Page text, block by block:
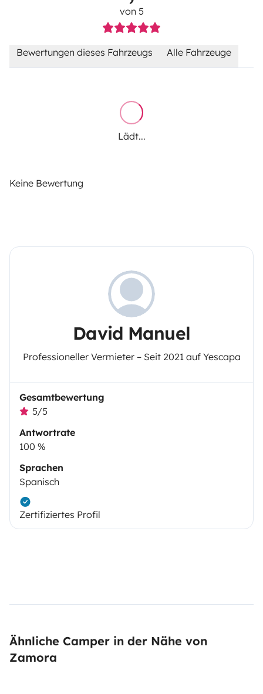
von 5
Bewertungen dieses Fahrzeugs Alle Fahrzeuge
Lädt...
Keine Bewertung
David Manuel
Professioneller Vermieter – Seit 2021 auf Yescapa
Gesamtbewertung
5/5
Antwortrate
100 %
Sprachen
Spanisch
Zertifiziertes Profil
Ähnliche Camper in der Nähe von
Zamora